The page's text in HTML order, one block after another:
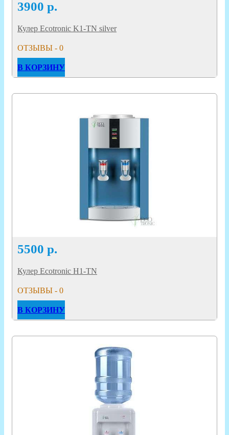
3900 р.
Кулер Ecotronic K1-TN silver
ОТЗЫВЫ - 0
В КОРЗИНУ
5500 р.
Кулер Ecotronic H1-TN
ОТЗЫВЫ - 0
В КОРЗИНУ